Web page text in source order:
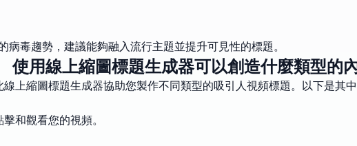
毒趨勢，建議能夠融入流行主題並提升可見性的標題。
使用線上縮圖標題生成器可以創造什麼類型的
線上縮圖標題生成器協助您製作不同類型的吸引人視頻標題。以下是其中
和觀看您的視頻。